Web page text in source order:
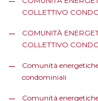
COLLETTIVO
COMUNITÀ
COLLETTIVO
Comunità
condominiali
Comunità